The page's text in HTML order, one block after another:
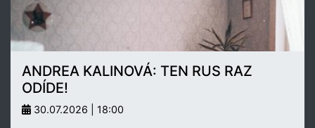
ANDREA KALINOVÁ: TEN RUS RAZ
ODÍDE!
30.07.2026 | 18:00